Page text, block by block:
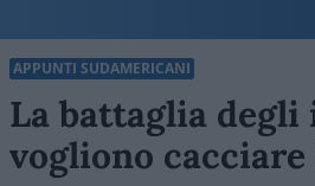
APPUNTI SUDAMERICANI
La battaglia
vogliono cacciare